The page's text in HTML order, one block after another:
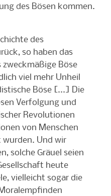
des Bösen kommen.
des
so haben das
Böse
viel mehr Unheil
Böse [...] Die
Verfolgung und
Revolutionen
von Menschen
Und wir
solche Gräuel seien
heute
vielleicht sogar die